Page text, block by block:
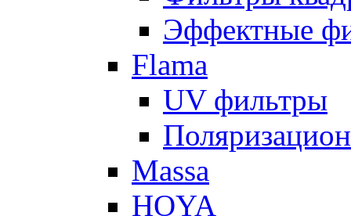
Эффектные
Flama
UV фильтры
Massa
HOYA